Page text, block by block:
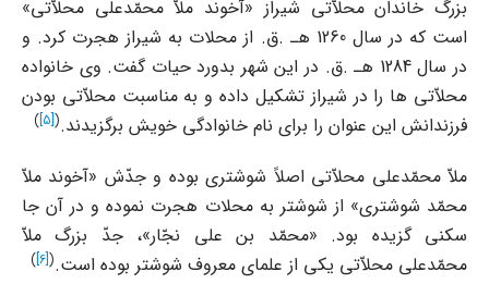
بزرگ خاندان محلاّتى شیراز «آخوند ملاّ محمّدعلى محلاّتى»
است که در سال 1260 هـ .ق. از محلات به شیراز هجرت کرد. و
در سال 1284 هـ .ق. در این شهر بدورد حیات گفت. وى خانواده
محلاّتى ها را در شیراز تشکیل داده و به مناسبت محلاّتى بودن
فرزندانش این عنوان را براى نام خانوادگى خویش برگزیدند.(
[5]
)
ملاّ محمّدعلى محلاّتى اصلاً شوشترى بوده و جدّش «آخوند ملاّ
محمّد شوشترى» از شوشتر به محلات هجرت نموده و در آن جا
سکنى گزیده بود. «محمّد بن على نجّار»، جدّ بزرگ ملاّ
محمّدعلى محلاّتى یکى از علماى معروف شوشتر بوده است.(
[6]
)